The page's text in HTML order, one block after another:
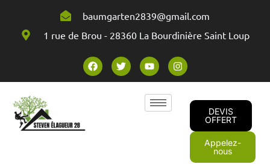
baumgarten2839@gmail.com
1 rue de Brou - 28360 La Bourdinière Saint Loup
DEVIS
OFFERT
Appelez-
nous